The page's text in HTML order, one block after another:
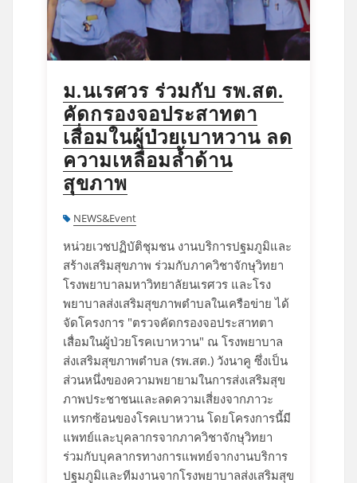
ม.นเรศวร ร่วมกับ รพ.สต.
คัดกรองจอประสาทตา
เสื่อมในผู้ป่วยเบาหวาน ลด
ความเหลื่อมล้ำด้าน
สุขภาพ
NEWS&Event
หน่วยเวชปฏิบัติชุมชน งานบริการปฐมภูมิและ
สร้างเสริมสุขภาพ ร่วมกับภาควิชาจักษุวิทยา
โรงพยาบาลมหาวิทยาลัยนเรศวร และโรง
พยาบาลส่งเสริมสุขภาพตําบลในเครือข่าย ได้
จัดโครงการ "ตรวจคัดกรองจอประสาทตา
เสื่อมในผู้ป่วยโรคเบาหวาน" ณ โรงพยาบาล
ส่งเสริมสุขภาพตําบล (รพ.สต.) วังนาคู ซึ่งเป็น
ส่วนหนึ่งของความพยายามในการส่งเสริมสุข
ภาพประชาชนและลดความเสี่ยงจากภาวะ
แทรกซ้อนของโรคเบาหวาน โดยโครงการนี้มี
แพทย์และบุคลากรจากภาควิชาจักษุวิทยา
ร่วมกับบุคลากรทางการแพทย์จากงานบริการ
ปฐมภูมิและทีมงานจากโรงพยาบาลส่งเสริมสุข